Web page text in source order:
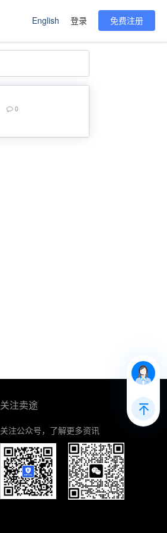
English 登录 免费注册
0
关注卖途
关注公众号，了解更多资讯